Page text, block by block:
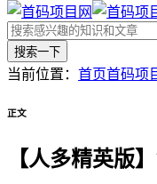
搜索一下
当前位置： 首页首码项
正文
【人多精英版